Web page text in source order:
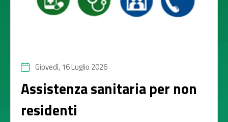
Giovedì, 16 Luglio 2026
Assistenza sanitaria per non
residenti